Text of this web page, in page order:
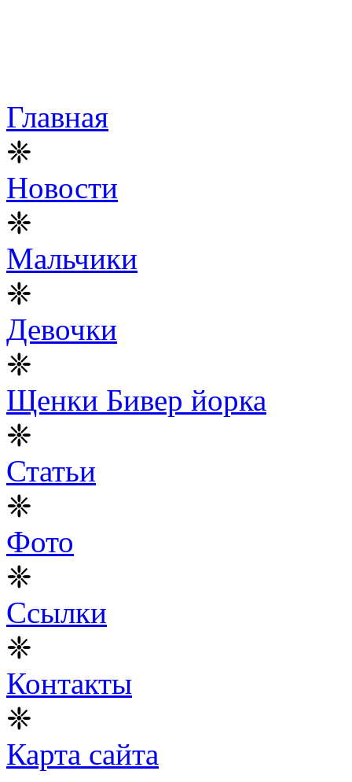
Главная
❈
Новости
❈
Мальчики
❈
Девочки
❈
Щенки Бивер йорка
❈
Статьи
❈
Фото
❈
Ссылки
❈
Контакты
❈
Карта сайта